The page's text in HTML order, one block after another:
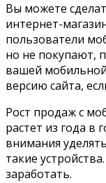
Вы можете
интернет-
пользователи
но не покупают,
вашей
версию сайта,
Рост продаж с
растет из года в
внимания
такие
заработать.